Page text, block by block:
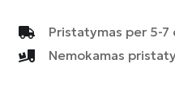
-
AC-
M03
Pristatymas per 5-7
Nemokamas